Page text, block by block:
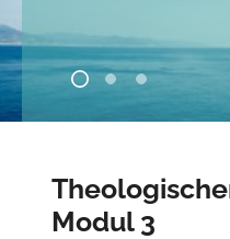
Modul 3